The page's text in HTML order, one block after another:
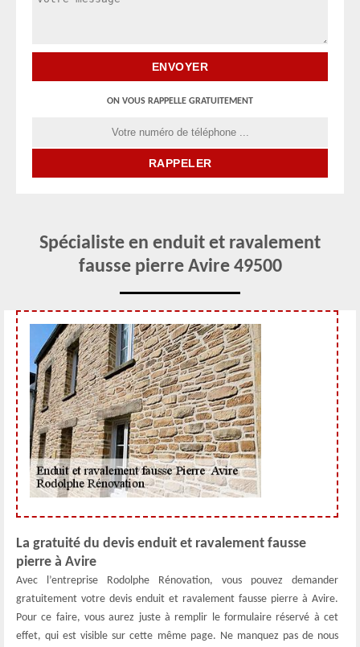
ON VOUS RAPPELLE GRATUITEMENT
Spécialiste en enduit et ravalement
fausse pierre Avire 49500
La gratuité du devis enduit et ravalement fausse
pierre à Avire
Avec l’entreprise Rodolphe Rénovation, vous pouvez demander
gratuitement votre devis enduit et ravalement fausse pierre à Avire.
Pour ce faire, vous aurez juste à remplir le formulaire réservé à cet
effet, qui est visible sur cette même page. Ne manquez pas de nous